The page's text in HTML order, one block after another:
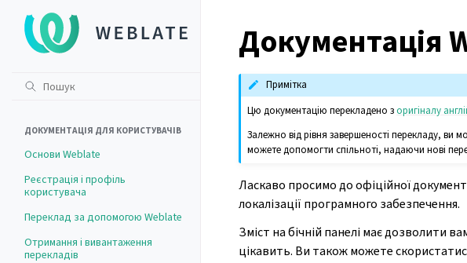
ДОКУМЕНТАЦІЯ ДЛЯ КОРИСТУВАЧІВ
Основи Weblate
Реєстрація і профіль
користувача
Переклад за допомогою Weblate
Отримання і вивантаження
перекладів
Документація
Примітка
Цю документацію перекладено зоригіналу
Залежно від рівня завершеності перекладу, ви
можете допомогти спільноті, надаючи нові
Ласкаво просимо до офіційної
локалізації програмного забезпечення.
Зміст на бічній панелі має дозволити
цікавить. Ви також можете